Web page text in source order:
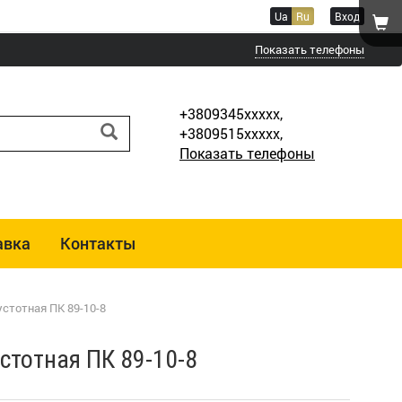
Ua Ru Вход
Показать телефоны
+3809345xxxxx,
+3809515xxxxx,
Показать телефоны
Контакты
ПК 89-10-8
ПК 89-10-8